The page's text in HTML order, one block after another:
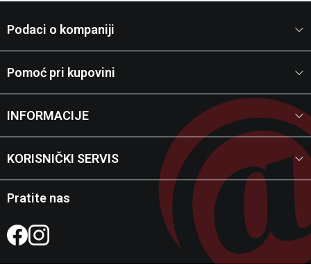
Podaci o kompaniji
Pomoć pri kupovini
INFORMACIJE
KORISNIČKI SERVIS
Pratite nas